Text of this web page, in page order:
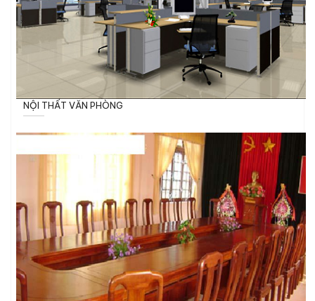
NỘI THẤT VĂN PHÒNG